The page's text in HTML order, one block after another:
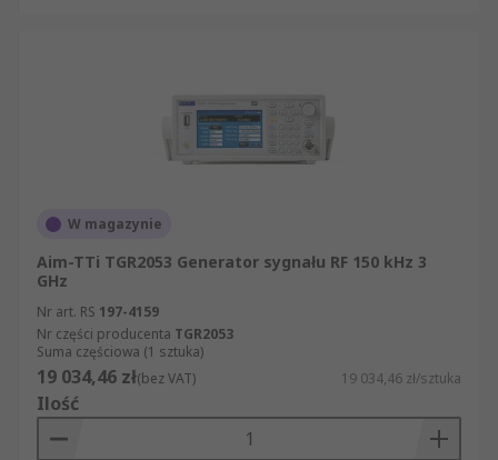
W magazynie
Aim-TTi TGR2053 Generator sygnału RF 150 kHz 3
GHz
Nr art. RS 197-4159
Nr części producenta TGR2053
Suma częściowa (1 sztuka)
19 034,46 zł(bez VAT) 19 034,46 zł/sztuka
Ilość